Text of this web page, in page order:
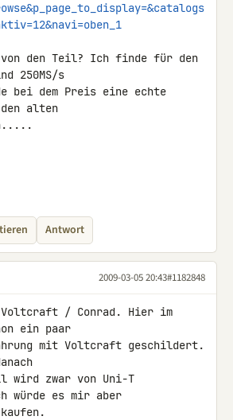
den Teil? Ich finde für den
250MS/s
bei dem Preis eine echte
alten
Antwort
2009-03-05 20:43#1182848
/ Conrad. Hier im
ein paar
mit Voltcraft geschildert.
wird zwar von Uni-T
würde es mir aber